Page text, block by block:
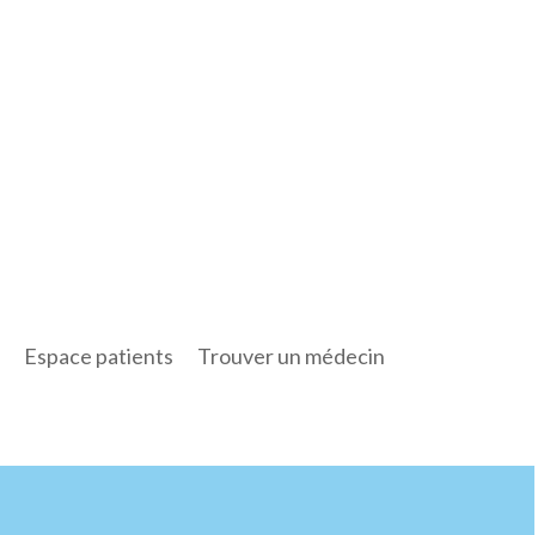
Espace patients Trouver un médecin